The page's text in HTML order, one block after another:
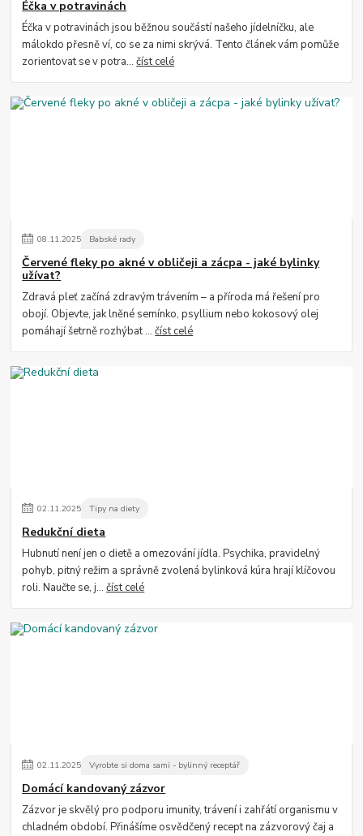
Éčka v potravinách
Éčka v potravinách jsou běžnou součástí našeho jídelníčku, ale
málokdo přesně ví, co se za nimi skrývá. Tento článek vám pomůže
zorientovat se v potra...číst celé
08.11.2025 Babské rady
Červené fleky po akné v obličeji a zácpa - jaké bylinky
užívat?
Zdravá pleť začíná zdravým trávením – a příroda má řešení pro
obojí. Objevte, jak lněné semínko, psyllium nebo kokosový olej
pomáhají šetrně rozhýbat ...číst celé
02.11.2025 Tipy na diety
Redukční dieta
Hubnutí není jen o dietě a omezování jídla. Psychika, pravidelný
pohyb, pitný režim a správně zvolená bylinková kúra hrají klíčovou
roli. Naučte se, j...číst celé
02.11.2025 Vyrobte si doma sami - bylinný receptář
Domácí kandovaný zázvor
Zázvor je skvělý pro podporu imunity, trávení i zahřátí organismu v
chladném období. Přinášíme osvědčený recept na zázvorový čaj a